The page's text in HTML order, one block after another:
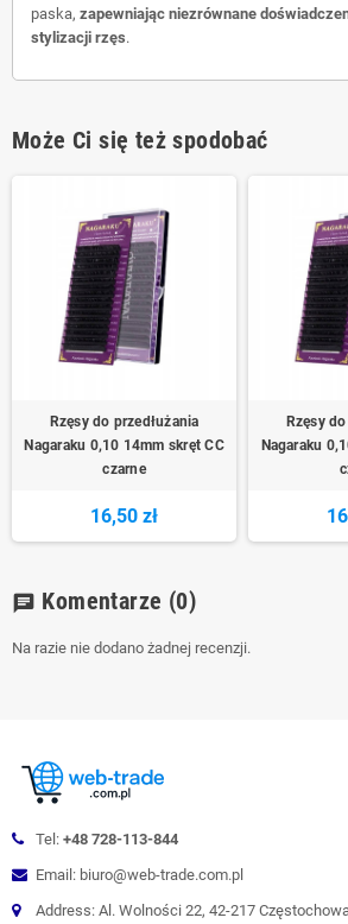
paska, zapewniając niezrównane
stylizacji rzęs.
Może Ci się też spodobać
Rzęsy do przedłużania
Nagaraku 0,10 14mm skręt CC
czarne
16,50 zł
Rzęsy
Nagaraku
chat Komentarze (0)
Na razie nie dodano żadnej recenzji.
Tel: +48 728-113-844
Email: biuro@web-trade.com.pl
Address: Al. Wolności 22, 42-217